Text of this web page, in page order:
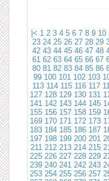
|< 1 2 3 4 5 6 7 8 9 10
23 24 25 26 27 28 29
42 43 44 45 46 47 48
61 62 63 64 65 66 67
80 81 82 83 84 85 86
99 100 101 102 103
113 114 115 116 117
127 128 129 130 131
141 142 143 144 145
155 156 157 158 159
169 170 171 172 173
183 184 185 186 187
197 198 199 200 201
211 212 213 214 215
225 226 227 228 229
239 240 241 242 243
253 254 255 256 257